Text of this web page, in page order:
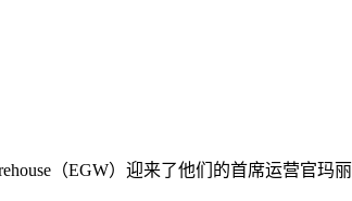
（EGW）迎来了他们的首席运营官